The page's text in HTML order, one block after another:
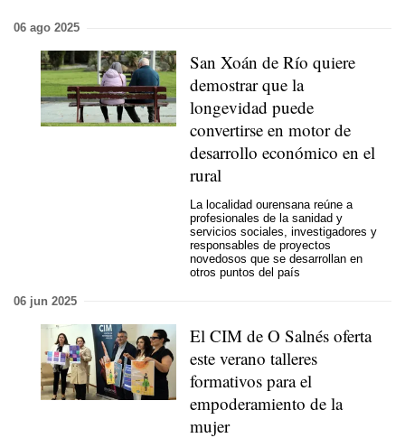
06 ago 2025
San Xoán de Río quiere
demostrar que la
longevidad puede
convertirse en motor de
desarrollo económico en el
rural
La localidad ourensana reúne a
profesionales de la sanidad y
servicios sociales, investigadores y
responsables de proyectos
novedosos que se desarrollan en
otros puntos del país
06 jun 2025
El CIM de O Salnés oferta
este verano talleres
formativos para el
empoderamiento de la
mujer